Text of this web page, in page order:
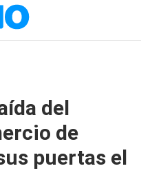
del
de
puertas el